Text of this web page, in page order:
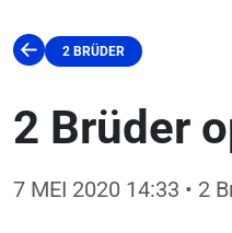
2 BRÜDER
2 Brüder
7 MEI 2020 14:33 • 2